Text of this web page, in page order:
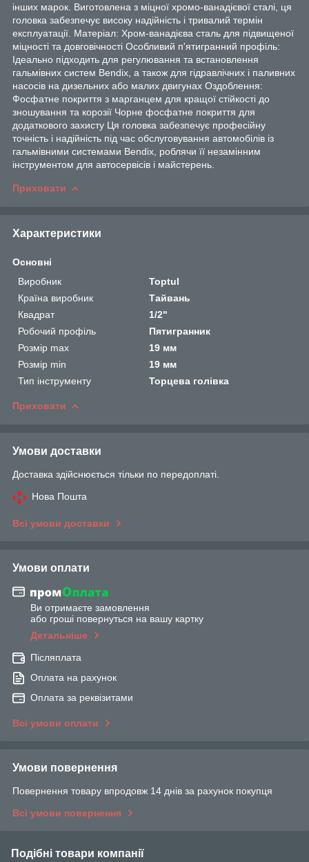
інших марок. Виготовлена з міцної хромо-ванадієвої сталі, ця
головка забезпечує високу надійність і тривалий термін
експлуатації. Матеріал: Хром-ванадієва сталь для підвищеної
міцності та довговічності Особливий п'ятигранний профіль:
Ідеально підходить для регулювання та встановлення
гальмівних систем Bendix, а також для гідравлічних і паливних
насосів на дизельних або малих двигунах Оздоблення:
Фосфатне покриття з марганцем для кращої стійкості до
зношування та корозії Чорне фосфатне покриття для
додаткового захисту Ця головка забезпечує професійну
точність і надійність під час обслуговування автомобілів із
гальмівними системами Bendix, роблячи її незамінним
інструментом для автосервісів і майстерень.
Приховати
Характеристики
Основні
Виробник
Toptul
Країна виробник
Тайвань
Квадрат
1/2"
Робочий профіль
Пятигранник
Розмір max
19 мм
Розмір min
19 мм
Тип інструменту
Торцева голівка
Приховати
Умови доставки
Доставка здійснюється тільки по передоплаті.
Нова Пошта
Всі умови доставки
Умови оплати
Ви отримаєте замовлення
або гроші повернуться на вашу картку
Детальніше
Післяплата
Оплата на рахунок
Оплата за реквізитами
Всі умови оплати
Умови повернення
Повернення товару впродовж 14 днів за рахунок покупця
Всі умови повернення
Подібні товари компанії